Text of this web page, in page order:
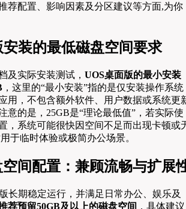
荐配置、影响因素及分区建议等方面,为你
安装的最低磁盘空间要求
及实际安装测试， UOS桌面版的最小安装
，这里的“最小安装”指的是仅安装操作系统
用，不包含额外软件、用户数据或系统更
意的是，25GB是“理论最低值”，若实际使
，系统可能很快因空间不足而出现卡顿或
于临时体验或极简办公场景。
间配置：兼顾流畅与扩展
长期稳定运行，并满足日常办公、娱乐及
荐预留50GB及以上的磁盘空间 ，具体建议